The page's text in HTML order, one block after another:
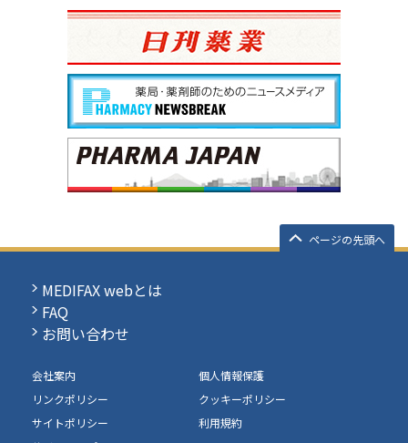
ページの先頭へ
MEDIFAX webとは
FAQ
お問い合わせ
会社案内
個人情報保護
リンクポリシー
クッキーポリシー
サイトポリシー
利用規約